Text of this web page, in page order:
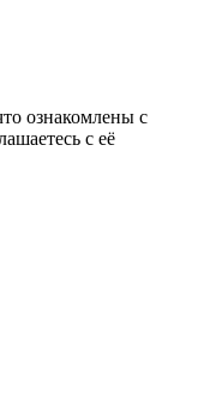
ознакомлены с
с её